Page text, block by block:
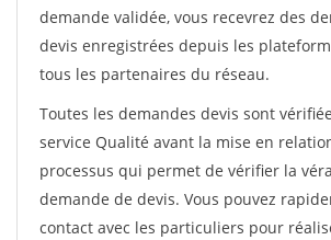
demande validée, vous recevrez des
devis enregistrées depuis les
tous les partenaires du réseau.
Toutes les demandes devis sont
service Qualité avant la mise en
processus qui permet de vérifier la
demande de devis. Vous pouvez
contact avec les particuliers pour